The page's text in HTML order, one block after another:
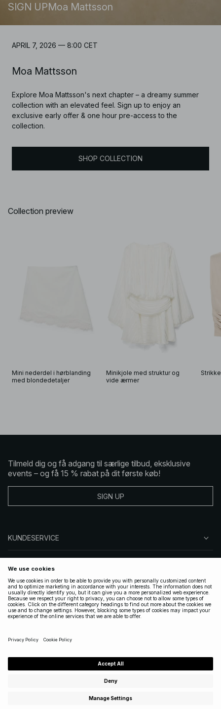
SIGN UPMoa Mattsson
APRIL 7, 2026 — 8:00 CET
Moa Mattsson
Explore Moa Mattsson's next chapter – a dreamy summer
collection with an elevated feel. Sign up to enjoy an
exclusive early offer & one hour pre-access to the
collection.
SHOP COLLECTION
Collection preview
Mini nederdel i hørblanding
med blondedetaljer
Minikjole med struktur og
vide ærmer
Tilmeld dig og få adgang til særlige tilbud, eksklusive
events – og få 15 % rabat på dit første køb!
SIGN UP
KUNDESERVICE
FØLG OS
GYLDIGE